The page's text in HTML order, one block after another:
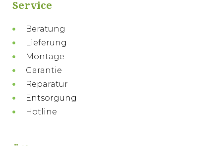
Service
Beratung
Lieferung
Montage
Garantie
Reparatur
Entsorgung
Hotline